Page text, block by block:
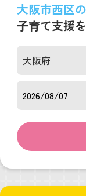
大阪市西区の
子育て支援